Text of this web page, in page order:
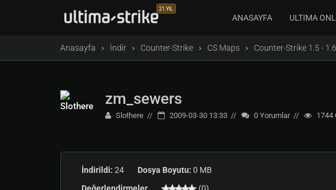
21.YIL
ANASAYFA ULTIMA
Anasayfa İndir Counter-Strike CS Maps Counter-Strike 1.5 -
zm_sewers
Slothere 2009-03-30 13:33 0 Yorumlar 1744
İndirildi: 24 Dosya Boyutu: 0 MB